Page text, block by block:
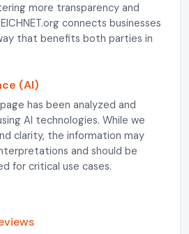
more transparency and
connects businesses
that benefits both parties in
(AI)
has been analyzed and
AI technologies. While we
clarity, the information may
and should be
for critical use cases.